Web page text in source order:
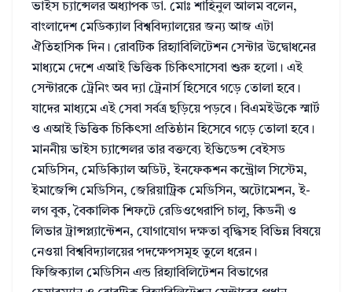
ভাইস চ্যান্সেলর অধ্যাপক ডা. মোঃ শাহিনুল আলম বলেন,
বাংলাদেশ মেডিক্যাল বিশ্ববিদ্যালয়ের জন্য আজ এটা
ঐতিহাসিক দিন। রোবটিক রিহ্যাবিলিটেশন সেন্টার উদ্বোধনের
মাধ্যমে দেশে এআই ভিত্তিক চিকিৎসাসেবা শুরু হলো। এই
সেন্টারকে ট্রেনিং অব দ্যা ট্রেনার্স হিসেবে গড়ে তোলা হবে।
যাদের মাধ্যমে এই সেবা সর্বত্র ছড়িয়ে পড়বে। বিএমইউকে স্মার্ট
ও এআই ভিত্তিক চিকিৎসা প্রতিষ্ঠান হিসেবে গড়ে তোলা হবে।
মাননীয় ভাইস চ্যান্সেলর তার বক্তব্যে ইভিডেন্স বেইসড
মেডিসিন, মেডিক্যিাল অডিট, ইনফেকশন কন্ট্রোল সিস্টেম,
ইমাজেন্সি মেডিসিন, জেরিয়াট্রিক মেডিসিন, অটোমেশন, ই-
লগ বুক, বৈকালিক শিফটে রেডিওথেরাপি চালু, কিডনী ও
লিভার ট্রান্সপ্ল্যান্টেশন, যোগাযোগ দক্ষতা বৃদ্ধিসহ বিভিন্ন বিষয়ে
নেওয়া বিশ্ববিদ্যালয়ের পদক্ষেপসমূহ তুলে ধরেন।
ফিজিক্যাল মেডিসিন এন্ড রিহ্যাবিলিটেশন বিভাগের